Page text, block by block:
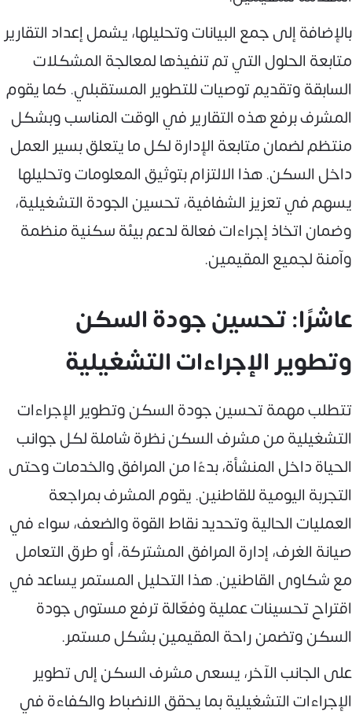
بالإضافة إلى جمع البيانات وتحليلها، يشمل إعداد التقارير
متابعة الحلول التي تم تنفيذها لمعالجة المشكلات
السابقة وتقديم توصيات للتطوير المستقبلي. كما يقوم
المشرف برفع هذه التقارير في الوقت المناسب وبشكل
منتظم لضمان متابعة الإدارة لكل ما يتعلق بسير العمل
داخل السكن. هذا الالتزام بتوثيق المعلومات وتحليلها
يسهم في تعزيز الشفافية، تحسين الجودة التشغيلية،
وضمان اتخاذ إجراءات فعالة لدعم بيئة سكنية منظمة
وآمنة لجميع المقيمين.
عاشرًا: تحسين جودة السكن
وتطوير الإجراءات التشغيلية
تتطلب مهمة تحسين جودة السكن وتطوير الإجراءات
التشغيلية من مشرف السكن نظرة شاملة لكل جوانب
الحياة داخل المنشأة، بدءًا من المرافق والخدمات وحتى
التجربة اليومية للقاطنين. يقوم المشرف بمراجعة
العمليات الحالية وتحديد نقاط القوة والضعف، سواء في
صيانة الغرف، إدارة المرافق المشتركة، أو طرق التعامل
مع شكاوى القاطنين. هذا التحليل المستمر يساعد في
اقتراح تحسينات عملية وفعّالة ترفع مستوى جودة
السكن وتضمن راحة المقيمين بشكل مستمر.
على الجانب الآخر، يسعى مشرف السكن إلى تطوير
الإجراءات التشغيلية بما يحقق الانضباط والكفاءة في